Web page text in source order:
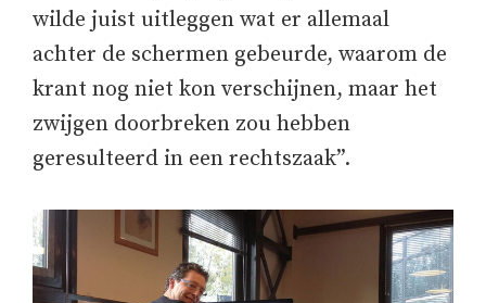
wilde juist uitleggen wat er allemaal
achter de schermen gebeurde, waarom de
krant nog niet kon verschijnen, maar het
zwijgen doorbreken zou hebben
geresulteerd in een rechtszaak”.